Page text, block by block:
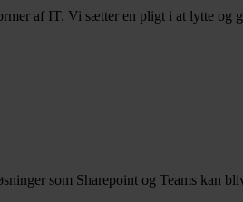
af IT. Vi sætter en pligt i at lytte og
som Sharepoint og Teams kan